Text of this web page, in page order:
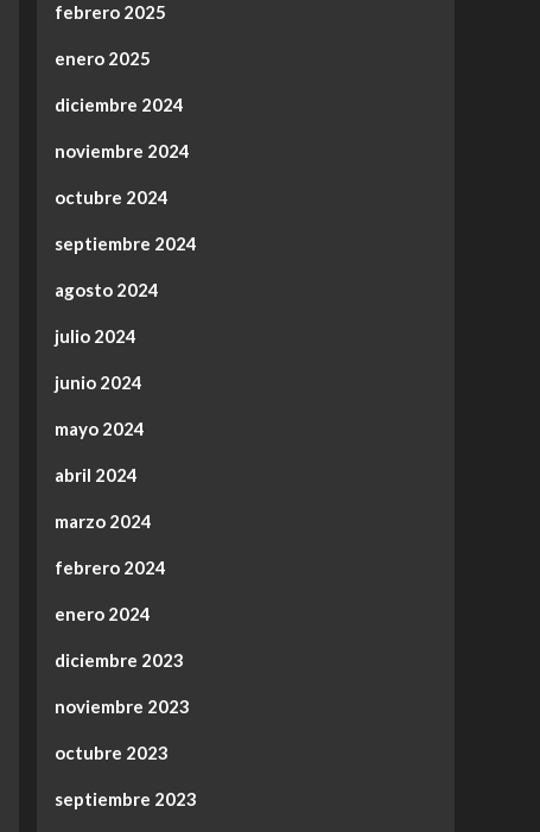
febrero 2025
enero 2025
diciembre 2024
noviembre 2024
octubre 2024
septiembre 2024
agosto 2024
julio 2024
junio 2024
mayo 2024
abril 2024
marzo 2024
febrero 2024
enero 2024
diciembre 2023
noviembre 2023
octubre 2023
septiembre 2023